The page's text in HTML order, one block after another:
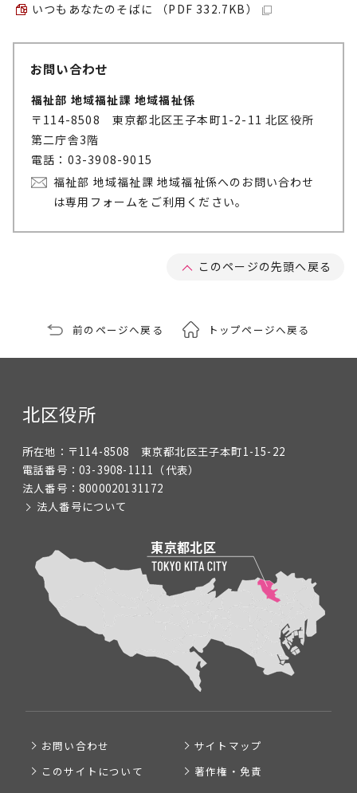
いつもあなたのそばに （PDF 332.7KB）
お問い合わせ
福祉部 地域福祉課 地域福祉係
〒114-8508 東京都北区王子本町1-2-11 北区役所
第二庁舎3階
電話：03-3908-9015
福祉部 地域福祉課 地域福祉係へのお問い合わせ
は専用フォームをご利用ください。
このページの先頭へ戻る
前のページへ戻る トップページへ戻る
北区役所
所在地： 〒114-8508 東京都北区王子本町1-15-22
電話番号： 03-3908-1111 （代表）
法人番号： 8000020131172
法人番号について
お問い合わせ
サイトマップ
このサイトについて
著作権・免責